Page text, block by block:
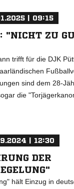
| 09:15
"NICHT ZU
trifft für die DJK
sind dem 28-
die
| 12:30
DER
hält Einzug in